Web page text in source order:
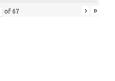
of 67 › »